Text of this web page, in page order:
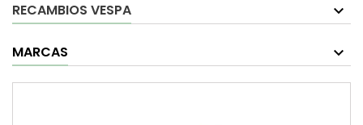
RECAMBIOS VESPA
MARCAS